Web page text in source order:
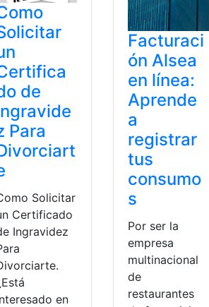
de
Para
Solicitar
Certificado
Ingravidez
en
Facturaci
ón Alsea
en línea:
Aprende
a
registrar
tus
consumo
s
Por ser la
empresa
multinacional
de
restaurantes